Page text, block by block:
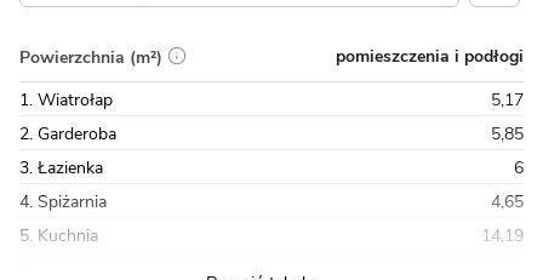
Powierzchnia (m²)
pomieszczenia i podłogi
1. Wiatrołap
5,17
2. Garderoba
5,85
3. Łazienka
6
4. Spiżarnia
4,65
5. Kuchnia
14,19